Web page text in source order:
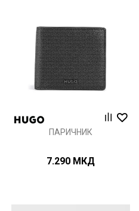
ПАРИЧНИК
7.290 МКД